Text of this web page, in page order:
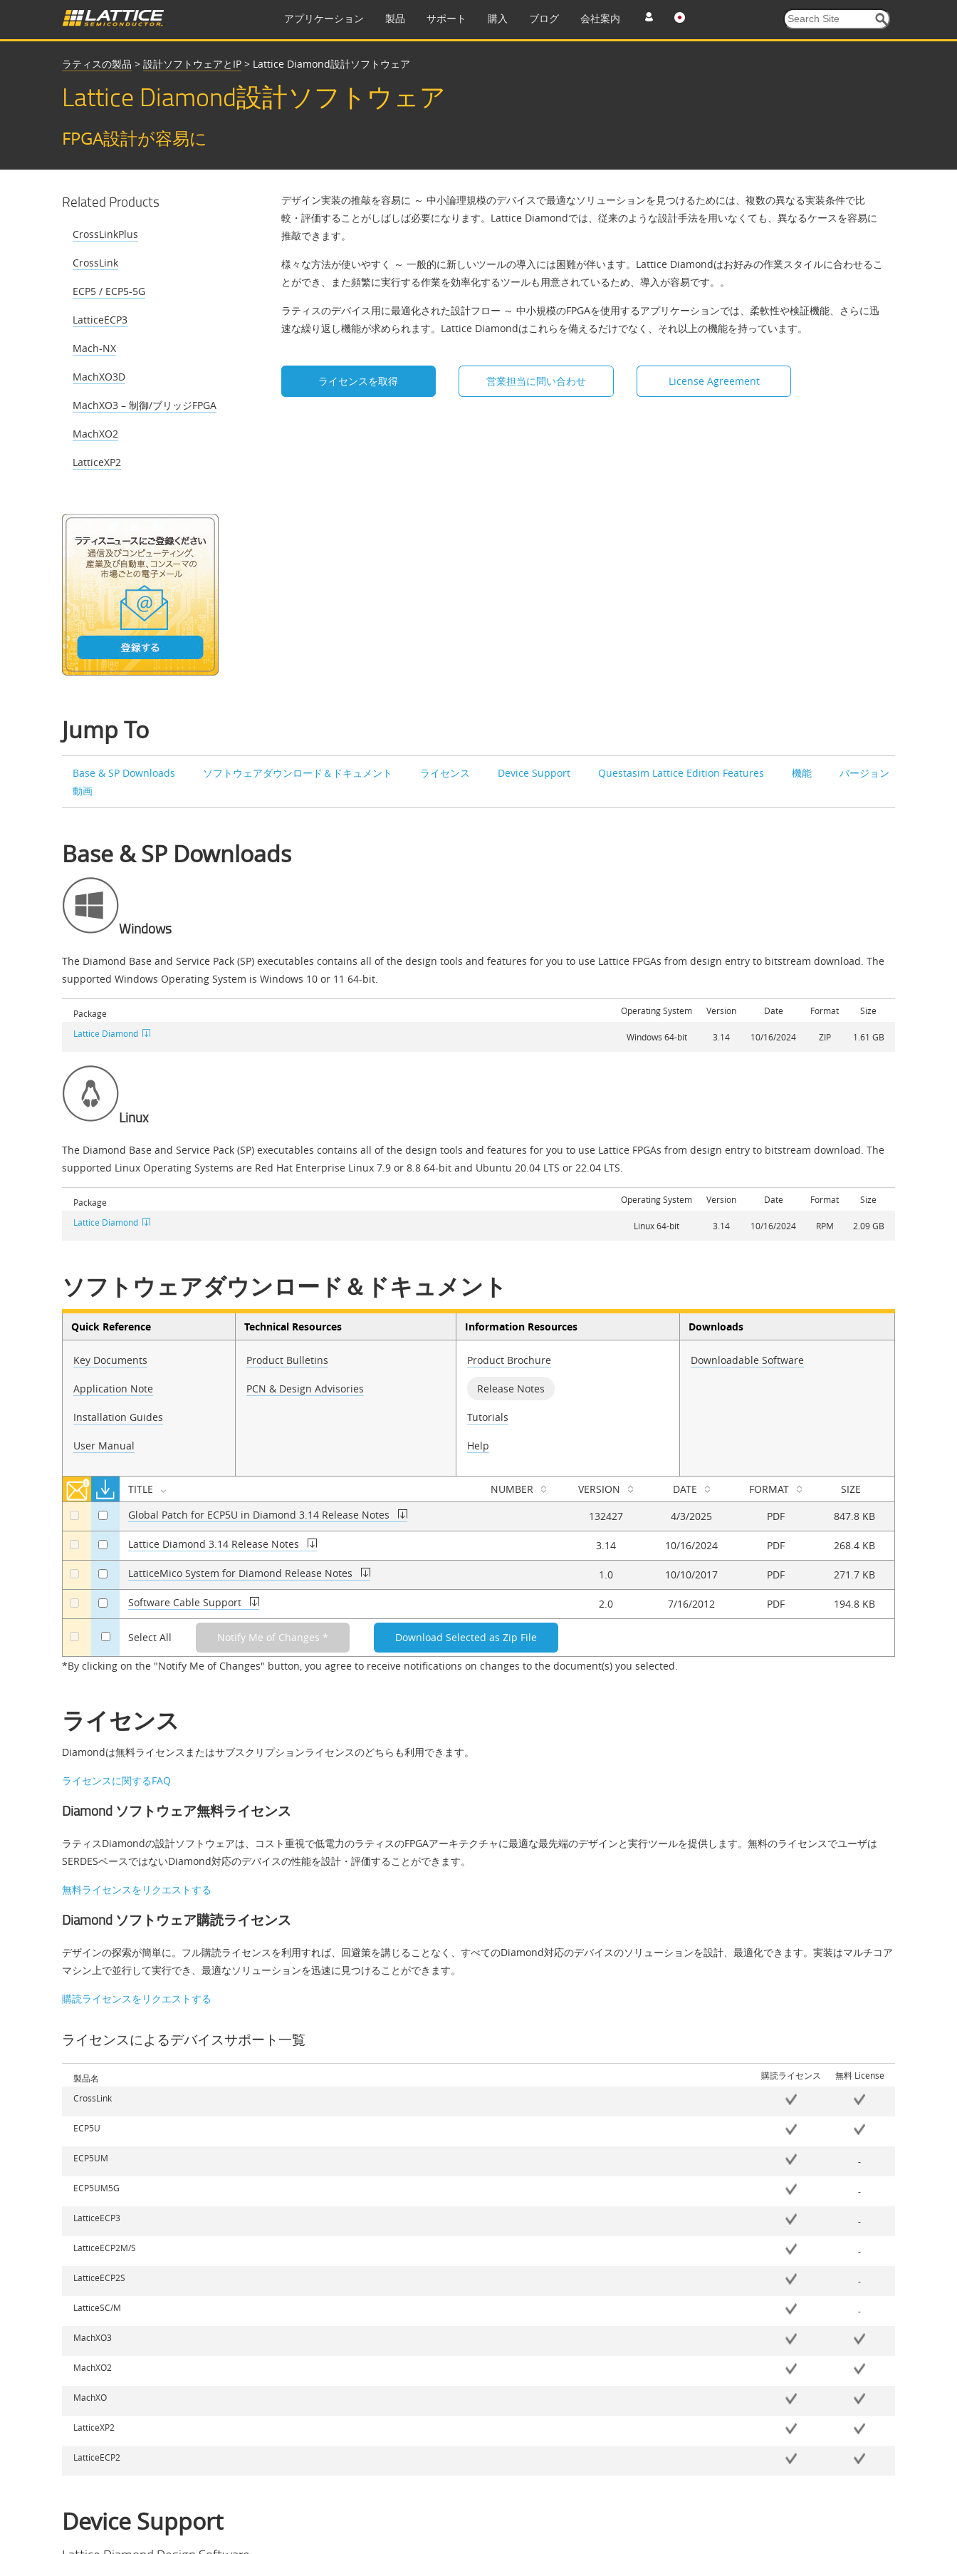
アプリケーション 製品 サポート 購入 ブログ 会社案内
ラティスの製品 > 設計ソフトウェアとIP > Lattice Diamond設計ソフトウェア
Lattice Diamond設計ソフトウェア
FPGA設計が容易に
Related Products
CrossLinkPlus
CrossLink
ECP5 / ECP5-5G
LatticeECP3
Mach-NX
MachXO3D
MachXO3 – 制御/ブリッジFPGA
MachXO2
LatticeXP2
デザイン実装の推敲を容易に ～ 中小論理規模のデバイスで最適なソリューションを見つけるためには、複数の異なる実装条件で比
較・評価することがしばしば必要になります。Lattice Diamondでは、従来のような設計手法を用いなくても、異なるケースを容易に
推敲できます。
様々な方法が使いやすく
～ 一般的に新しいツールの導入には困難が伴います。Lattice Diamondはお好みの作業スタイルに合わせるこ
とができ、また頻繁に実行する作業を効率化するツールも用意されているため、導入が容易です。。
ラティスのデバイス用に最適化された設計フロー ～ 中小規模のFPGAを使用するアプリケーションでは、柔軟性や検証機能、さらに迅
速な繰り返し機能が求められます。Lattice Diamondはこれらを備えるだけでなく、それ以上の機能を持っています。
ライセンスを取得 営業担当に問い合わせ License Agreement
Jump To
Base & SP Downloads ソフトウェアダウンロード＆ドキュメント ライセンス Device Support Questasim Lattice Edition Features 機能
バージョン
動画
Base & SP Downloads
Windows
The Diamond Base and Service Pack (SP) executables contains all of the design tools and features for you to use Lattice FPGAs from design entry to bitstream download. The
supported Windows Operating System is Windows 10 or 11 64-bit.
Package Operating System Version Date Format
Size
Lattice Diamond
Windows 64-bit 3.14 10/16/2024 ZIP 1.61 GB
Linux
The Diamond Base and Service Pack (SP) executables contains all of the design tools and features for you to use Lattice FPGAs from design entry to bitstream download. The
supported Linux Operating Systems are Red Hat Enterprise Linux 7.9 or 8.8 64-bit and Ubuntu 20.04 LTS or 22.04 LTS.
Package Operating System Version Date Format
Size
Lattice Diamond
Linux 64-bit 3.14 10/16/2024 RPM 2.09 GB
ソフトウェアダウンロード＆ドキュメント
Quick Reference
Key Documents
Application Note
Installation Guides
User Manual
Technical Resources
Product Bulletins
PCN & Design Advisories
Information Resources
Product Brochure
Release Notes
Tutorials
Help
Downloads
Downloadable Software
TITLE NUMBER VERSION DATE FORMAT SIZE
a Select All
a a Global Patch for ECP5U in Diamond 3.14 Release Notes 132427 4/3/2025 PDF 847.8 KB
a a Lattice Diamond 3.14 Release Notes 3.14 10/16/2024 PDF 268.4 KB
a a LatticeMico System for Diamond Release Notes 1.0 10/10/2017 PDF 271.7 KB
a a Software Cable Support 2.0 7/16/2012 PDF 194.8 KB
*By clicking on the "Notify Me of Changes" button, you agree to receive notifications on changes to the document(s) you selected.
ライセンス
Diamondは無料ライセンスまたはサブスクリプションライセンスのどちらも利用できます。
ライセンスに関するFAQ
Diamond ソフトウェア無料ライセンス
ラティスDiamondの設計ソフトウェアは、コスト重視で低電力のラティスのFPGAアーキテクチャに最適な最先端のデザインと実行ツールを提供します。無料のライセンスでユーザは
SERDESベースではないDiamond対応のデバイスの性能を設計・評価することができます。
無料ライセンスをリクエストする
Diamond ソフトウェア購読ライセンス
デザインの探索が簡単に。フル購読ライセンスを利用すれば、回避策を講じることなく、すべてのDiamond対応のデバイスのソリューションを設計、最適化できます。実装はマルチコア
マシン上で並行して実行でき、最適なソリューションを迅速に見つけることができます。
購読ライセンスをリクエストする
ライセンスによるデバイスサポート一覧
製品名 購読ライセンス
無料 License
CrossLink
ECP5U
ECP5UM -
ECP5UM5G -
LatticeECP3 -
LatticeECP2M/S -
LatticeECP2S -
LatticeSC/M -
MachXO3
MachXO2
MachXO
LatticeXP2
LatticeECP2
Device Support